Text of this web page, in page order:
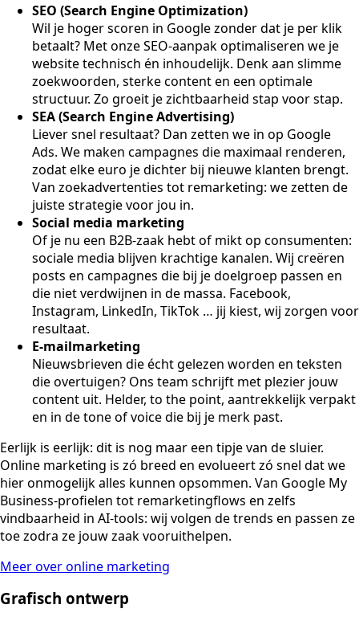
SEO (Search Engine Optimization)
Wil je hoger scoren in Google zonder dat je per klik
betaalt? Met onze SEO-aanpak optimaliseren we je
website technisch én inhoudelijk. Denk aan slimme
zoekwoorden, sterke content en een optimale
structuur. Zo groeit je zichtbaarheid stap voor stap.
SEA (Search Engine Advertising)
Liever snel resultaat? Dan zetten we in op Google
Ads. We maken campagnes die maximaal renderen,
zodat elke euro je dichter bij nieuwe klanten brengt.
Van zoekadvertenties tot remarketing: we zetten de
juiste strategie voor jou in.
Social media marketing
Of je nu een B2B-zaak hebt of mikt op consumenten:
sociale media blijven krachtige kanalen. Wij creëren
posts en campagnes die bij je doelgroep passen en
die niet verdwijnen in de massa. Facebook,
Instagram, LinkedIn, TikTok … jij kiest, wij zorgen voor
resultaat.
E-mailmarketing
Nieuwsbrieven die écht gelezen worden en teksten
die overtuigen? Ons team schrijft met plezier jouw
content uit. Helder, to the point, aantrekkelijk verpakt
en in de tone of voice die bij je merk past.
Eerlijk is eerlijk: dit is nog maar een tipje van de sluier.
Online marketing is zó breed en evolueert zó snel dat we
hier onmogelijk alles kunnen opsommen. Van Google My
Business-profielen tot remarketingflows en zelfs
vindbaarheid in AI-tools: wij volgen de trends en passen ze
toe zodra ze jouw zaak vooruithelpen.
Meer over online marketing
Grafisch ontwerp